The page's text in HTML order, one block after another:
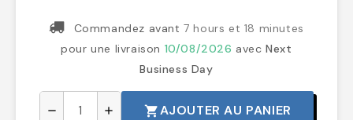
Commandez avant7 hours et 18 minutes
pour une livraison 10/08/2026 avecNext
Business Day
remove add shopping_cartAJOUTER AU PANIER